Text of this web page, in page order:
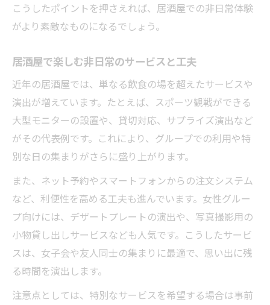
こうしたポイントを押さえれば、居酒屋での非日常体験
がより素敵なものになるでしょう。
居酒屋で楽しむ非日常のサービスと工夫
近年の居酒屋では、単なる飲食の場を超えたサービスや
演出が増えています。たとえば、スポーツ観戦ができる
大型モニターの設置や、貸切対応、サプライズ演出など
がその代表例です。これにより、グループでの利用や特
別な日の集まりがさらに盛り上がります。
また、ネット予約やスマートフォンからの注文システム
など、利便性を高める工夫も進んでいます。女性グルー
プ向けには、デザートプレートの演出や、写真撮影用の
小物貸し出しサービスなども人気です。こうしたサービ
スは、女子会や友人同士の集まりに最適で、思い出に残
る時間を演出します。
注意点としては、特別なサービスを希望する場合は事前